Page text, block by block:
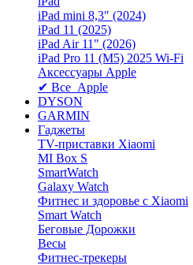
iPad mini 8,3″ (2024)
iPad 11 (2025)
iPad Air 11" (2026)
iPad Pro 11 (M5) 2025 Wi-Fi
Аксессуары Apple
✔ Все Apple
DYSON
GARMIN
Гаджеты
TV-приставки Xiaomi
MI Box S
SmartWatch
Galaxy Watch
Фитнес и здоровье с Xiaomi
Smart Watch
Беговые Дорожки
Весы
Фитнес-трекеры